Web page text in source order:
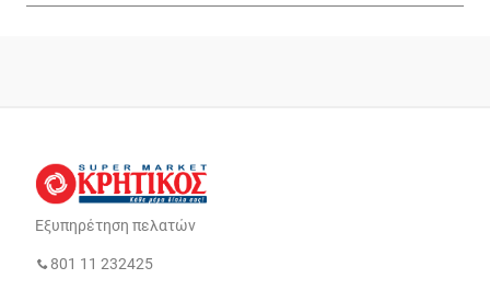
Εξυπηρέτηση πελατών
801 11 232425